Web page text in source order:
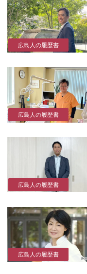
広島人の履歴書
広島人の履歴書
広島人の履歴書
広島人の履歴書